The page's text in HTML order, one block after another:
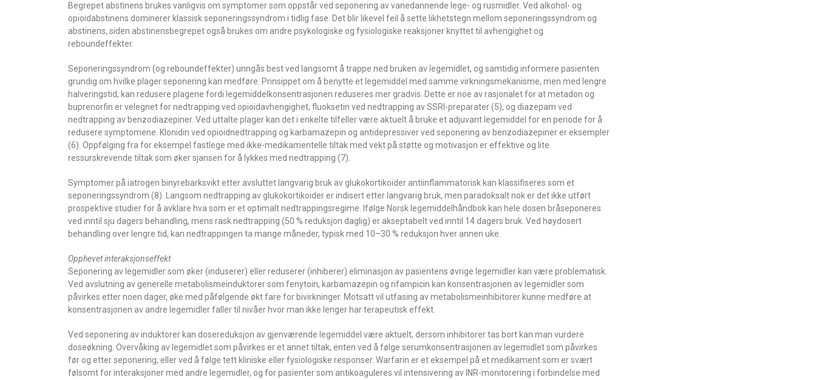
Begrepet abstinens brukes vanligvis om symptomer som oppstår ved seponering av vanedannende lege- og rusmidler. Ved alkohol- og
opioidabstinens dominerer klassisk seponeringssyndrom i tidlig fase. Det blir likevel feil å sette likhetstegn mellom seponeringssyndrom og
abstinens, siden abstinensbegrepet også brukes om andre psykologiske og fysiologiske reaksjoner knyttet til avhengighet og
reboundeffekter.
Seponeringssyndrom (og reboundeffekter) unngås best ved langsomt å trappe ned bruken av legemidlet, og samtidig informere pasienten
grundig om hvilke plager seponering kan medføre. Prinsippet om å benytte et legemiddel med samme virkningsmekanisme, men med lengre
halveringstid, kan redusere plagene fordi legemiddelkonsentrasjonen reduseres mer gradvis. Dette er noe av rasjonalet for at metadon og
buprenorfin er velegnet for nedtrapping ved opioidavhengighet, fluoksetin ved nedtrapping av SSRI-preparater (5), og diazepam ved
nedtrapping av benzodiazepiner. Ved uttalte plager kan det i enkelte tilfeller være aktuelt å bruke et adjuvant legemiddel for en periode for å
redusere symptomene. Klonidin ved opioidnedtrapping og karbamazepin og antidepressiver ved seponering av benzodiazepiner er eksempler
(6). Oppfølging fra for eksempel fastlege med ikke-medikamentelle tiltak med vekt på støtte og motivasjon er effektive og lite
ressurskrevende tiltak som øker sjansen for å lykkes med nedtrapping (7).
Symptomer på iatrogen binyrebarksvikt etter avsluttet langvarig bruk av glukokortikoider antiinflammatorisk kan klassifiseres som et
seponeringssyndrom (8). Langsom nedtrapping av glukokortikoider er indisert etter langvarig bruk, men paradoksalt nok er det ikke utført
prospektive studier for å avklare hva som er et optimalt nedtrappingsregime. Ifølge Norsk legemiddelhåndbok kan hele dosen bråseponeres
ved inntil sju dagers behandling, mens rask nedtrapping (50 % reduksjon daglig) er akseptabelt ved inntil 14 dagers bruk. Ved høydosert
behandling over lengre tid, kan nedtrappingen ta mange måneder, typisk med 10–30 % reduksjon hver annen uke.
Opphevet interaksjonseffekt
Seponering av legemidler som øker (induserer) eller reduserer (inhiberer) eliminasjon av pasientens øvrige legemidler kan være problematisk.
Ved avslutning av generelle metabolismeinduktorer som fenytoin, karbamazepin og rifampicin kan konsentrasjonen av legemidler som
påvirkes etter noen dager, øke med påfølgende økt fare for bivirkninger. Motsatt vil utfasing av metabolismeinhibitorer kunne medføre at
konsentrasjonen av andre legemidler faller til nivåer hvor man ikke lenger har terapeutisk effekt.
Ved seponering av induktorer kan dosereduksjon av gjenværende legemiddel være aktuelt, dersom inhibitorer tas bort kan man vurdere
doseøkning. Overvåking av legemidlet som påvirkes er et annet tiltak, enten ved å følge serumkonsentrasjonen av legemidlet som påvirkes
før og etter seponering, eller ved å følge tett kliniske eller fysiologiske responser. Warfarin er et eksempel på et medikament som er svært
følsomt for interaksjoner med andre legemidler, og for pasienter som antikoaguleres vil intensivering av INR-monitorering i forbindelse med